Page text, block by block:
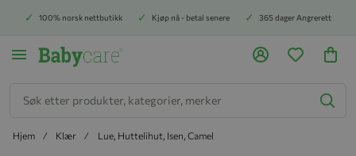
100% norsk nettbutikk Kjøp nå - betal senere 365 dager Angrerett
Hjem Klær Lue, Huttelihut, Isen, Camel